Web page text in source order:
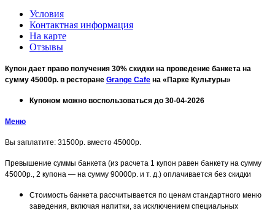
Условия
Контактная информация
На карте
Отзывы
Купон дает право получения 30% скидки на проведение банкета на
сумму 45000р. в ресторане Grange Cafe на «Парке Культуры»
Купоном можно воспользоваться до 30-04-2026
Меню
Вы заплатите: 31500р. вместо 45000р.
Превышение суммы банкета (из расчета 1 купон равен банкету на сумму
45000р., 2 купона — на сумму 90000р. и т. д.) оплачивается без скидки
Стоимость банкета рассчитывается по ценам стандартного меню
заведения, включая напитки, за исключением специальных